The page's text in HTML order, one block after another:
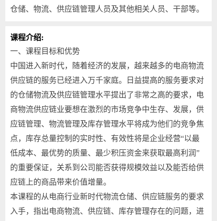
仓储、物流、供应链管理人员及其他相关人员、干部等。
课程介绍:
一、课程目标和优势
中国进入新时代，随着经济的发展，越来越多的电商物流
供应链的服务已经进入万千家庭。日益提高的服务要求对
的仓储物流及供应链管理水平提出了非常之高的要求，电
商物流供应链业要想在激烈的市场竞争中生存、发展，供
应链管理、物流管理及库存管理水平将成为他们的竞争焦
点，库存总量控制的实时性、有效性将是企业经营“以最
低成本、最优势的质量、最少积压资金来获取最高利润”
的重要保证，关系到公司能否获得规模效益以及能否给供
应链上的商品带来价值增量。
本课程的从电商行业新时代物流仓储、供应链服务的要求
入手，指出电商物流、供应链、库存管理存在的问题，进